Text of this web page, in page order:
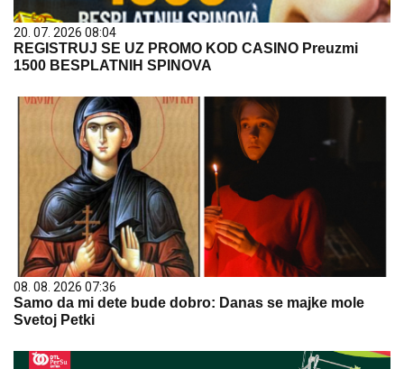
20. 07. 2026 08:04
REGISTRUJ SE UZ PROMO KOD CASINO Preuzmi
1500 BESPLATNIH SPINOVA
08. 08. 2026 07:36
Samo da mi dete bude dobro: Danas se majke mole
Svetoj Petki